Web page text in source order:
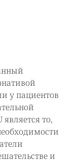
у пациентов
то,
и